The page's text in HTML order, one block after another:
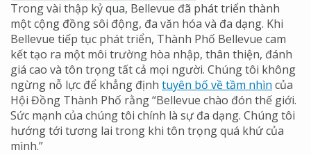
Trong vài thập kỷ qua, Bellevue đã phát triển thành
một cộng đồng sôi động, đa văn hóa và đa dạng. Khi
Bellevue tiếp tục phát triển, Thành Phố Bellevue cam
kết tạo ra một môi trường hòa nhập, thân thiện, đánh
giá cao và tôn trọng tất cả mọi người. Chúng tôi không
ngừng nỗ lực để khẳng định tuyên bố về tầm nhìn của
Hội Đồng Thành Phố rằng “Bellevue chào đón thế giới.
Sức mạnh của chúng tôi chính là sự đa dạng. Chúng tôi
hướng tới tương lai trong khi tôn trọng quá khứ của
mình.”